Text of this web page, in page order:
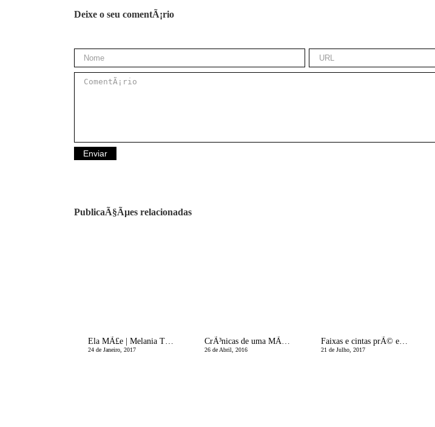
Deixe o seu comentÃ¡rio
PublicaÃ§Ãµes relacionadas
Ela MÃ£e | Melania Trump
24 de Janeiro, 2017
CrÃ³nicas de uma MÃ£e Divorciada | Aquelas Amizades
26 de Abril, 2016
Faixas e cintas prÃ© e pÃ³s-parto e um Giveaway para futuras MamÃ£s
21 de Julho, 2017